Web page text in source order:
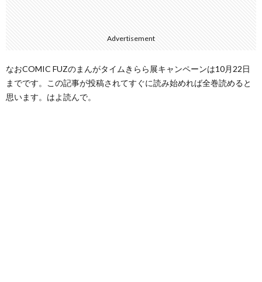
Advertisement
なおCOMIC FUZのまんがタイムきらら展キャンペーンは10月22日
までです。この記事が投稿されてすぐに読み始めれば全巻読めると
思います。はよ読んで。